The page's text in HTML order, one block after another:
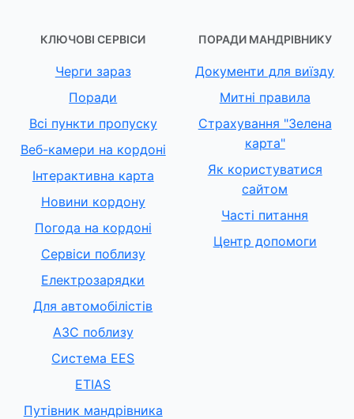
КЛЮЧОВІ СЕРВІСИ
Черги зараз
Поради
Всі пункти пропуску
Веб-камери на кордоні
Інтерактивна карта
Новини кордону
Погода на кордоні
Сервіси поблизу
Електрозарядки
Для автомобілістів
АЗС поблизу
Система EES
ETIAS
Путівник мандрівника
ПОРАДИ МАНДРІВНИКУ
Документи для виїзду
Митні правила
Страхування "Зелена
карта"
Як користуватися
сайтом
Часті питання
Центр допомоги